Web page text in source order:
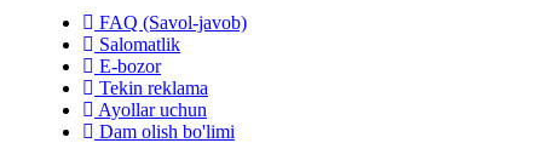
FAQ (Savol-javob)
Salomatlik
E-bozor
Tekin reklama
Ayollar uchun
Dam olish bo'limi